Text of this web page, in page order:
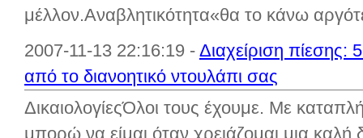
μέλλον.Αναβλητικότητα«θα το κάνω
2007-11-13 22:16:19 - Διαχείριση πίεσης:
από το διανοητικό ντουλάπι σας
ΔικαιολογίεςΌλοι τους έχουμε. Με
μπορώ να είμαι όταν χρειάζομαι μια καλή